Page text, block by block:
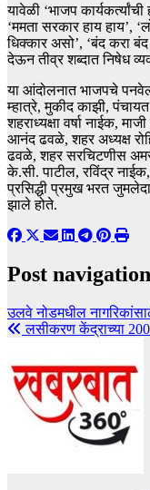
यावेळी ‘भाजप
‘ममता सरकार हाय हाय’,
धिक्कार असो’, ‘बंद करा बंद
देऊन तीव्र शब्दात निषेध
या आंदोलनात भाजपचे
म्हात्रे, मुकीद काझी, पंचायत
शहराध्यक्षा वर्षा नाईक,
आनंद ढवळे, शहर अध्यक्ष
ढवळे, शहर सरचिटणीस
के.सी. पाटील, रविंद्र
प्रसिद्धी प्रमुख भरत
झाले होते.
Post navigation
उलवे नोडमधील
लसीकरण केंद्राच्या 200